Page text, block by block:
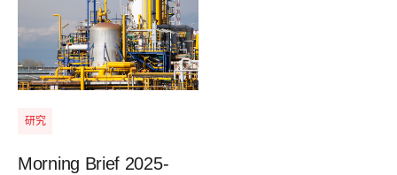
研究
Morning Brief 2025-